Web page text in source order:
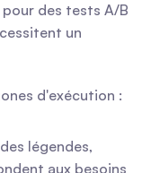
des tests A/B
un
d'exécution :
légendes,
aux besoins